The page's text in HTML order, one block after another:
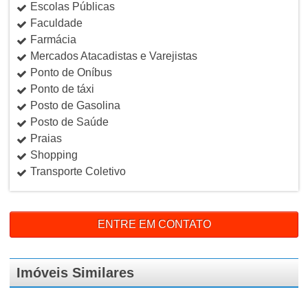
Escolas Públicas
Faculdade
Farmácia
Mercados Atacadistas e Varejistas
Ponto de Oníbus
Ponto de táxi
Posto de Gasolina
Posto de Saúde
Praias
Shopping
Transporte Coletivo
ENTRE EM CONTATO
Imóveis Similares